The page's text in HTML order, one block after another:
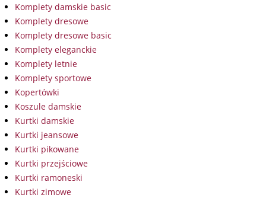
Komplety damskie basic
Komplety dresowe
Komplety dresowe basic
Komplety eleganckie
Komplety letnie
Komplety sportowe
Kopertówki
Koszule damskie
Kurtki damskie
Kurtki jeansowe
Kurtki pikowane
Kurtki przejściowe
Kurtki ramoneski
Kurtki zimowe